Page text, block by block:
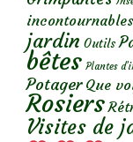
incontournables
jardin Outils
bêtes Plantes
Potager Que
Rosiers
Visites de